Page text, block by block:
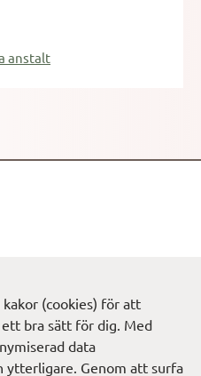
(cookies) för att
bra sätt för dig. Med
data
ytterligare. Genom att surfa
anstalt
data